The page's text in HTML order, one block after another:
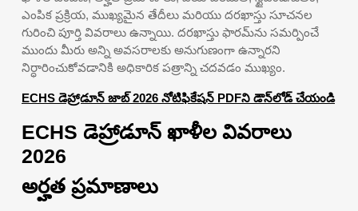
ఎంపిక ప్రక్రియ, ముఖ్యమైన తేదీలు మరియు దరఖాస్తు సూచనల
గురించి పూర్తి వివరాలు ఉన్నాయి. దరఖాస్తు ఫారమ్‌ను సమర్పించే
ముందు మీరు అన్ని అవసరాలకు అనుగుణంగా ఉన్నారని
నిర్ధారించుకోవడానికి అధికారిక పత్రాన్ని చదవడం ముఖ్యం.
ECHS డెహ్రాడూన్ జాబ్ 2026 నోటిఫికేషన్ PDFని డౌన్‌లోడ్ చేయండి
ECHS డెహ్రాడూన్ ఖాళీల వివరాలు
2026
అర్హత ప్రమాణాలు